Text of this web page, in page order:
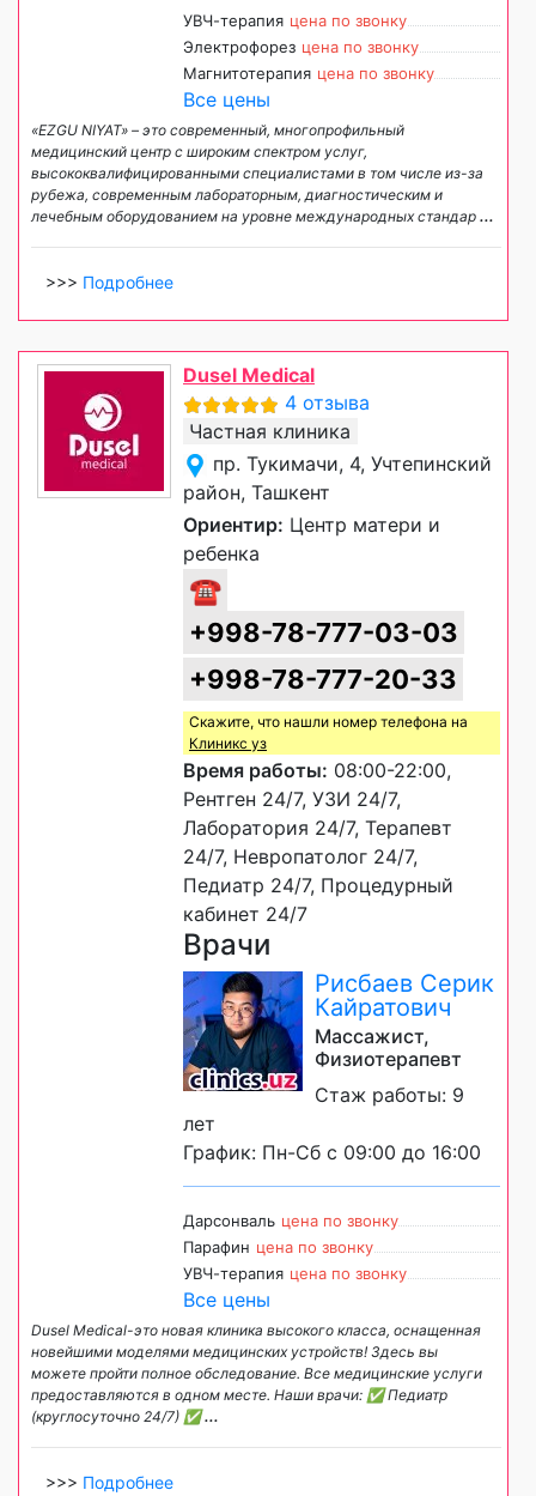
УВЧ-терапия цена по звонку
Электрофорез цена по звонку
Магнитотерапия цена по звонку
Все цены
«EZGU NIYAT» – это современный, многопрофильный
медицинский центр с широким спектром услуг,
высококвалифицированными специалистами в том числе из-за
рубежа, современным лабораторным, диагностическим и
лечебным оборудованием на уровне международных стандар ...
>>> Подробнее
Dusel Medical
4 отзыва
Частная клиника
пр. Тукимачи, 4, Учтепинский
район, Ташкент
Ориентир: Центр матери и
ребенка
☎
+998-78-777-03-03
+998-78-777-20-33
Скажите, что нашли номер телефона на
Клиникс уз
Время работы: 08:00-22:00,
Рентген 24/7, УЗИ 24/7,
Лаборатория 24/7, Терапевт
24/7, Невропатолог 24/7,
Педиатр 24/7, Процедурный
кабинет 24/7
Врачи
Рисбаев Серик
Кайратович
Массажист,
Физиотерапевт
Стаж работы: 9
лет
График: Пн-Сб с 09:00 до 16:00
Дарсонваль цена по звонку
Парафин цена по звонку
УВЧ-терапия цена по звонку
Все цены
Dusel Medical-это новая клиника высокого класса, оснащенная
новейшими моделями медицинских устройств! Здесь вы
можете пройти полное обследование. Все медицинские услуги
предоставляются в одном месте. Наши врачи: ✅ Педиатр
(круглосуточно 24/7) ✅...
>>> Подробнее